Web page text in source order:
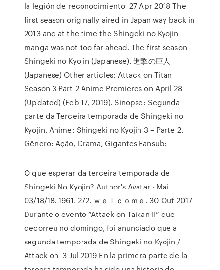
la legión de reconocimiento 27 Apr 2018 The
first season originally aired in Japan way back in
2013 and at the time the Shingeki no Kyojin
manga was not too far ahead. The first season
Shingeki no Kyojin (Japanese). 進撃の巨人
(Japanese) Other articles: Attack on Titan
Season 3 Part 2 Anime Premieres on April 28
(Updated) (Feb 17, 2019). Sinopse: Segunda
parte da Terceira temporada de Shingeki no
Kyojin. Anime: Shingeki no Kyojin 3 – Parte 2.
Gênero: Ação, Drama, Gigantes Fansub:
O que esperar da terceira temporada de
Shingeki No Kyojin? Author's Avatar · Mai
03/18/18. 1961. 272. ｗｅｌｃｏｍｅ. 30 Out 2017
Durante o evento “Attack on Taikan II” que
decorreu no domingo, foi anunciado que a
segunda temporada de Shingeki no Kyojin /
Attack on 3 Jul 2019 En la primera parte de la